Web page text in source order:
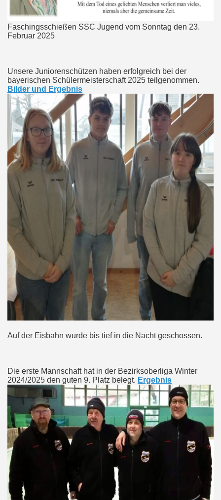
Faschingsschießen SSC Jugend vom Sonntag den 23.
Februar 2025
Unsere Juniorenschützen haben erfolgreich bei der
bayerischen Schülermeisterschaft 2025 teilgenommen.
Bilder und Ergebnis
Auf der Eisbahn wurde bis tief in die Nacht geschossen.
Die erste Mannschaft hat in der Bezirksoberliga Winter
2024/2025 den guten 9. Platz belegt. Ergebnis